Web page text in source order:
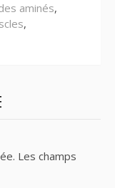
aminés,
,
Les champs